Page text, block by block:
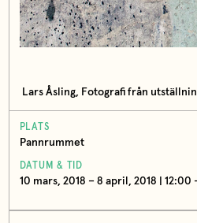
Lars Åsling, Fotografi från
PLATS
Pannrummet
DATUM & TID
10 mars, 2018 – 8 april, 2018 | 12:00